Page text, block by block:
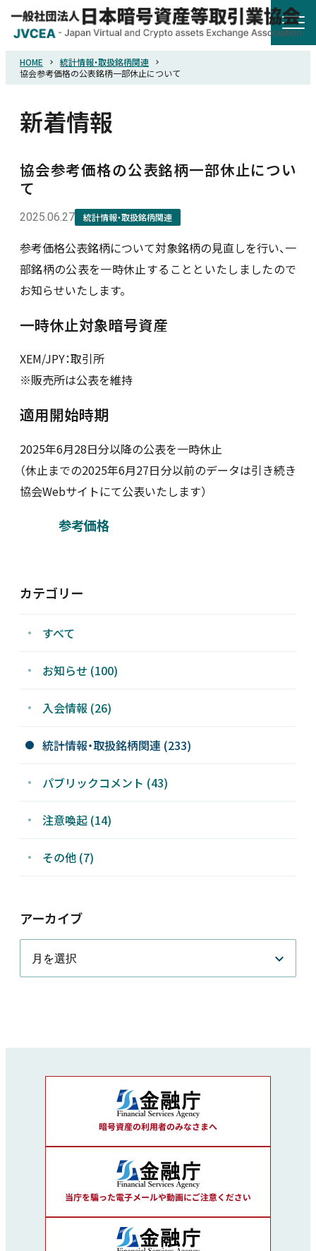
HOME
協会概要
規則・ガイドライン
会員紹介
詐欺関連情報
採用情報
JP
HOME
統計情報・取扱銘柄関連
協会参考価格の公表銘柄一部休止について
新着情報
協会参考価格の公表銘柄一部休止につい
て
2025.06.27 統計情報・取扱銘柄関連
参考価格公表銘柄について対象銘柄の見直しを行い、一
部銘柄の公表を一時休止することといたしましたので
お知らせいたします。
一時休止対象暗号資産
XEM/JPY：取引所
※販売所は公表を維持
適用開始時期
2025年6月28日分以降の公表を一時休止
（休止までの2025年6月27日分以前のデータは引き続き
協会Webサイトにて公表いたします）
参考価格
カテゴリー
すべて
お知らせ (100)
入会情報 (26)
統計情報・取扱銘柄関連 (233)
パブリックコメント (43)
注意喚起 (14)
その他 (7)
アーカイブ